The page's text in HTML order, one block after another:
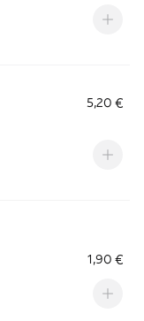
5,20 €
1,90 €